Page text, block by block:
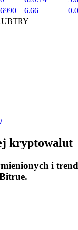
dla
wspieranych
6.66
TRY
kryptowalut
i
.